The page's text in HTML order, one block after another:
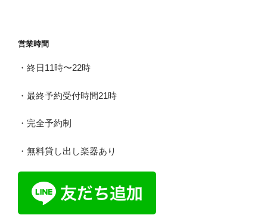
ン
営業時間
・終日11時〜22時
・最終予約受付時間21時
・完全予約制
・無料貸し出し楽器あり